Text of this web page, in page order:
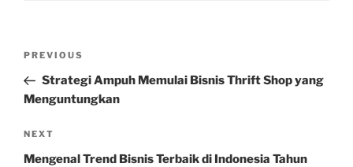
Previous
Post
PREVIOUS
Strategi Ampuh Memulai Bisnis Thrift Shop yang
Menguntungkan
Next
Post
NEXT
Mengenal Trend Bisnis Terbaik di Indonesia Tahun